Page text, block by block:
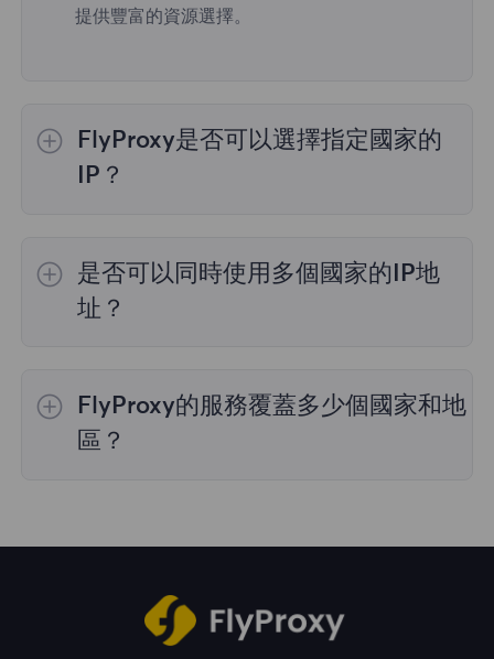
提供豐富的資源選擇。
FlyProxy是否可以選擇指定國家的
IP？
的代理選擇； 靜態住宅代理提供36個國家的代
理，購買時您可以選擇所需的國家。
是否可以同時使用多個國家的IP地
址？
有用。您可以在管理面板中自由選擇和切換不同
國家的IP地址。
FlyProxy的服務覆蓋多少個國家和地
區？